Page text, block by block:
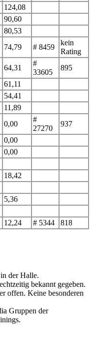
124,08
90,60
80,53
74,79 # 8459
kein
Rating
64,31
#
33605
895
61,11
54,41
11,89
0,00
#
27270
937
0,00
0,00
18,42
5,36
12,24 # 5344 818
der Halle.
bekannt gegeben.
offen. Keine besonderen
Gruppen der